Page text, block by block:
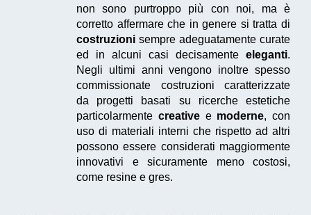
non sono purtroppo più con noi, ma è
corretto affermare che in genere si tratta di
costruzioni sempre adeguatamente curate
ed in alcuni casi decisamente eleganti.
Negli ultimi anni vengono inoltre spesso
commissionate costruzioni caratterizzate
da progetti basati su ricerche estetiche
particolarmente creativee moderne, con
uso di materiali interni che rispetto ad altri
possono essere considerati maggiormente
innovativi e sicuramente meno costosi,
come resine e gres.